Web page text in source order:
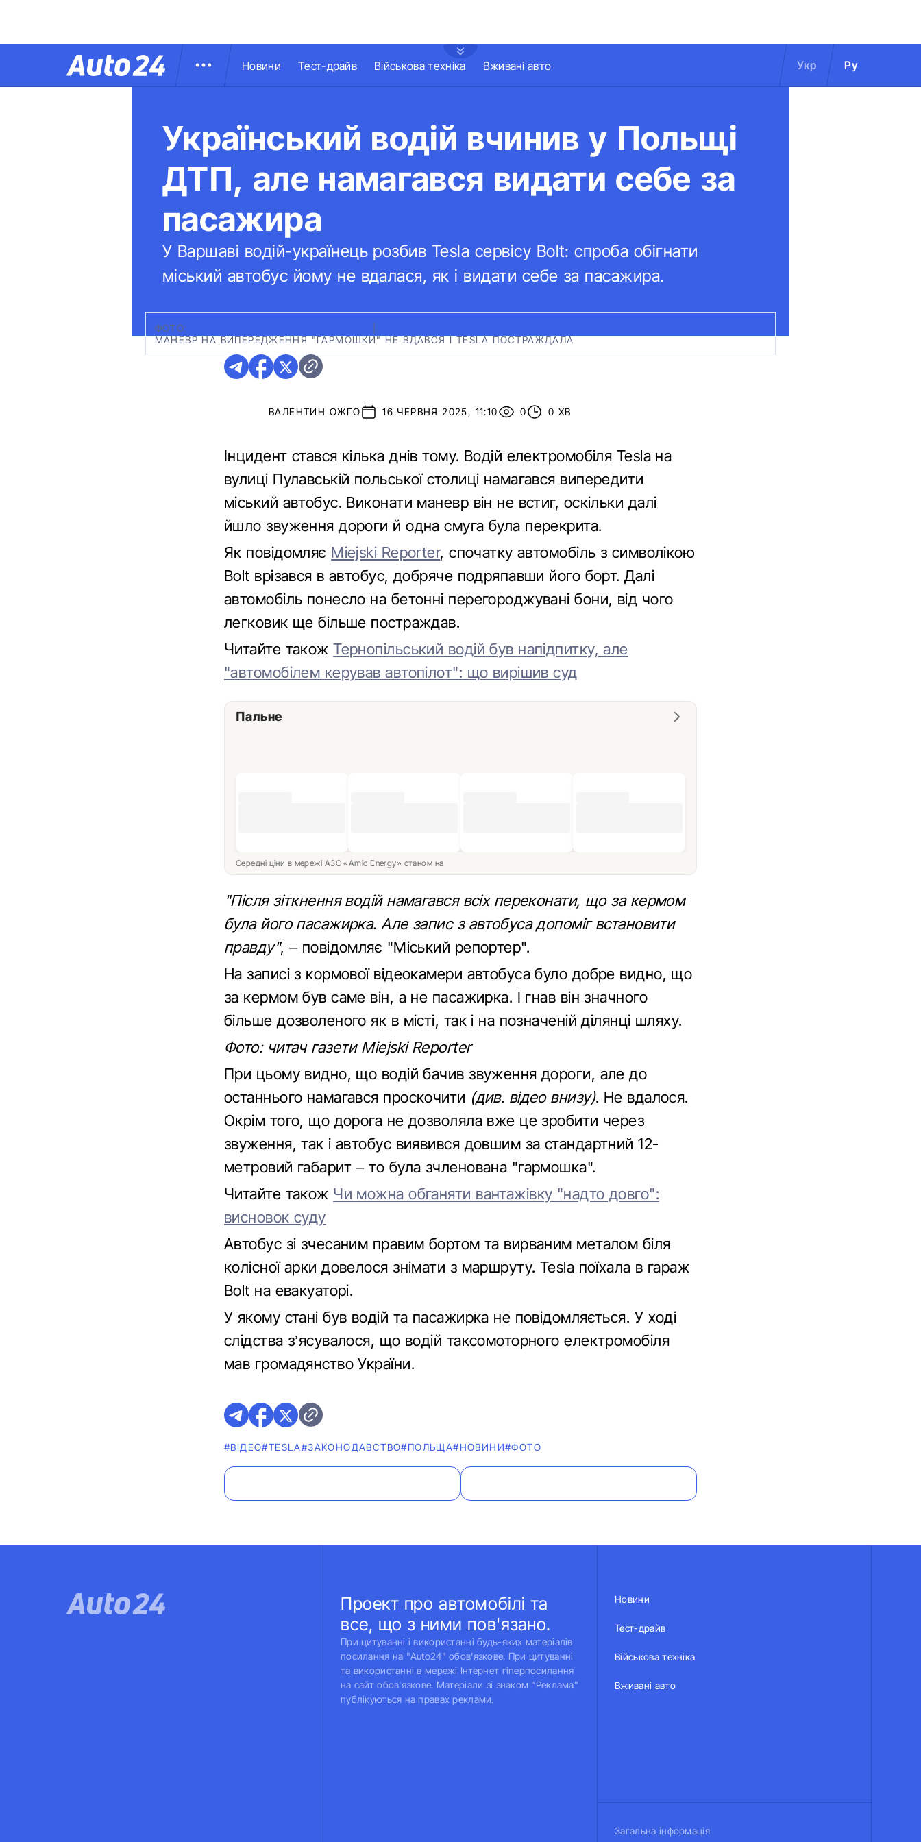
Новини Тест-драйв Військова техніка Вживані авто Укр Ру
Український водій вчинив у Польщі
ДТП, але намагався видати себе за
пасажира
У Варшаві водій-українець розбив Tesla сервісу Bolt: спроба обігнати
міський автобус йому не вдалася, як і видати себе за пасажира.
ФОТО:
МАНЕВР НА ВИПЕРЕДЖЕННЯ "ГАРМОШКИ" НЕ ВДАВСЯ І TESLA ПОСТРАЖДАЛА
ВАЛЕНТИН ОЖГО 16 ЧЕРВНЯ 2025, 11:10 0 0 ХВ
Інцидент стався кілька днів тому. Водій електромобіля Tesla на
вулиці Пулавській польської столиці намагався випередити
міський автобус. Виконати маневр він не встиг, оскільки далі
йшло звуження дороги й одна смуга була перекрита.
Як повідомляє Miejski Reporter, спочатку автомобіль з символікою
Bolt врізався в автобус, добряче подряпавши його борт. Далі
автомобіль понесло на бетонні перегороджувані бони, від чого
легковик ще більше постраждав.
Читайте такожТернопільський водій був напідпитку, але
"автомобілем керував автопілот": що вирішив суд
Пальне
Середні ціни в мережі АЗС «Amic Energy» станом на
"Після зіткнення водій намагався всіх переконати, що за кермом
була його пасажирка. Але запис з автобуса допоміг встановити
правду", – повідомляє "Міський репортер".
На записі з кормової відеокамери автобуса було добре видно, що
за кермом був саме він, а не пасажирка. І гнав він значного
більше дозволеного як в місті, так і на позначеній ділянці шляху.
Фото: читач газети Miejski Reporter
При цьому видно, що водій бачив звуження дороги, але до
останнього намагався проскочити (див. відео внизу). Не вдалося.
Окрім того, що дорога не дозволяла вже це зробити через
звуження, так і автобус виявився довшим за стандартний 12-
метровий габарит – то була зчленована "гармошка".
Читайте також Чи можна обганяти вантажівку "надто довго":
висновок суду
Автобус зі зчесаним правим бортом та вирваним металом біля
колісної арки довелося знімати з маршруту. Tesla поїхала в гараж
Bolt на евакуаторі.
У якому стані був водій та пасажирка не повідомляється. У ході
слідства з’ясувалося, що водій таксомоторного електромобіля
мав громадянство України.
#ВІДЕО#TESLA#ЗАКОНОДАВСТВО#ПОЛЬЩА#НОВИНИ#ФОТО
Проект про автомобілі та
все, що з ними пов'язано.
При цитуванні і використанні будь-яких матеріалів
посилання на "Auto24" обов'язкове. При цитуванні
та використанні в мережі Інтернет гіперпосилання
на сайт обов'язкове. Матеріали зі знаком "Реклама"
публікуються на правах реклами.
Новини
Тест-драйв
Військова техніка
Вживані авто
Загальна інформація